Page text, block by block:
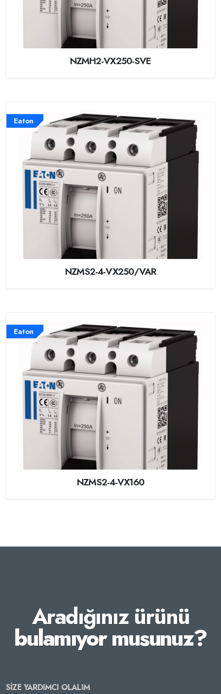
NZMH2-VX250-SVE
Eaton
NZMS2-4-VX250/VAR
Eaton
NZMS2-4-VX160
Aradığınız ürünü
bulamıyor musunuz?
SİZE YARDIMCI OLALIM